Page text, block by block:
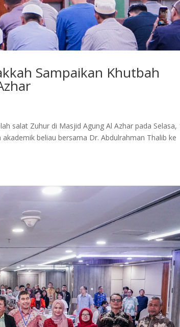
Sampaikan Khutbah
salat Zuhur di Masjid Agung Al Azhar pada Selasa,
beliau bersama Dr. Abdulrahman Thalib ke